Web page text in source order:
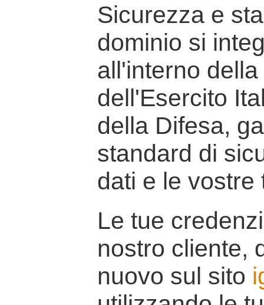
Sicurezza e
dominio si
all'interno
dell'Esercito
della Difesa,
standard di
dati e le vostre
Le tue
nostro cliente,
nuovo sul sito